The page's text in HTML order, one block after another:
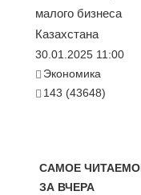
малого бизнеса
Казахстана
30.01.2025 11:00
Экономика
143 (43648)
САМОЕ
ЗА ВЧЕРА